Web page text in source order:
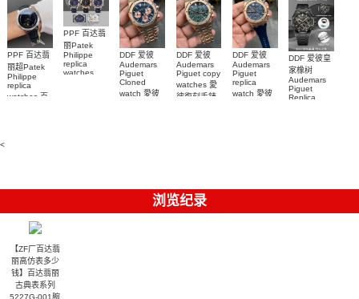
钻 腕表
PPF 百达翡
丽超Patek
Philippe
replica
watches 百
PPF 百达翡
丽Patek
Philippe
replica
watches
DDF 爱彼
Audemars
Piguet
Cloned
watch 愛彼
DDF 爱彼
Audemars
Piguet copy
watches 愛
彼復刻手錶
DDF 爱彼
Audemars
Piguet
replica
watch 愛彼
DDF 爱彼皇
家橡树
Audemars
Piguet
Replica
<
浏览纪录
【ZF厂百达翡
丽高仿表多少
钱】百达翡丽
古典表系列
5227G-001腕